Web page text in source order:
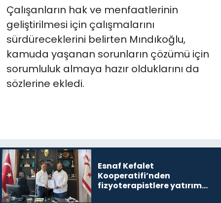
Çalışanların hak ve menfaatlerinin
geliştirilmesi için çalışmalarını
sürdüreceklerini belirten Mındıkoğlu,
kamuda yaşanan sorunların çözümü için
sorumluluk almaya hazır olduklarını da
sözlerine ekledi.
Esnaf Kefalet
Kooperatifi’nden
fizyoterapistlere yatırım